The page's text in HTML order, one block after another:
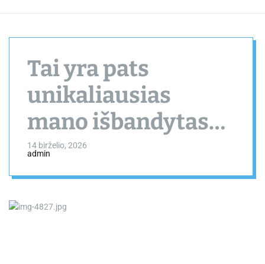
Tai yra pats
unikaliausias
mano išbandytas
„Bluetooth“
stebėjimo
įrenginys – jis
14 birželio, 2026
admin